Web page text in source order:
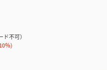
不可）
％)